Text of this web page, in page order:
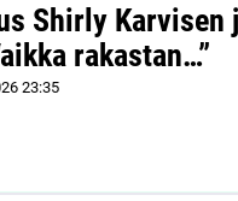
Shirly Karvisen
rakastan…”
23:35